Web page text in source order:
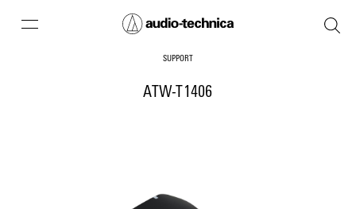
SUPPORT
ATW-T1406